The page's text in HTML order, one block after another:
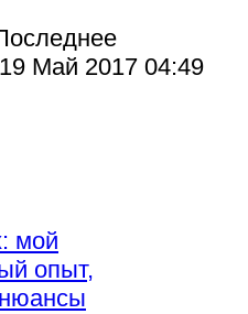
Май 2017 04:49
мой
опыт,